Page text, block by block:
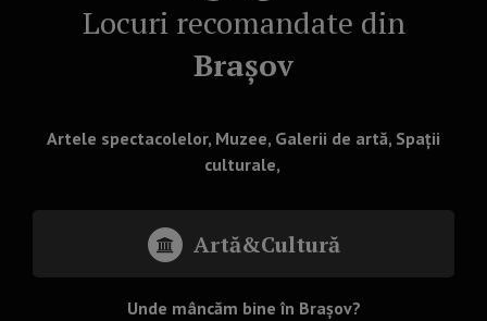
Locuri recomandate din
Brașov
Artele spectacolelor, Muzee, Galerii de artă, Spații
culturale,
Artă&Cultură
Unde mâncăm bine în Brașov?